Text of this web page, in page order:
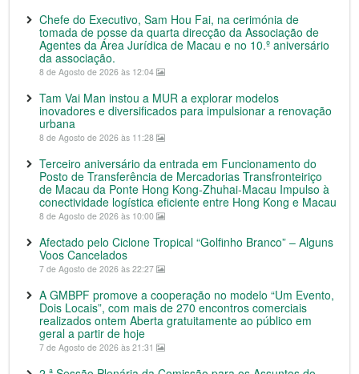
Chefe do Executivo, Sam Hou Fai, na cerimónia de
tomada de posse da quarta direcção da Associação de
Agentes da Área Jurídica de Macau e no 10.º aniversário
da associação.
8 de Agosto de 2026 às 12:04
Tam Vai Man instou a MUR a explorar modelos
inovadores e diversificados para impulsionar a renovação
urbana
8 de Agosto de 2026 às 11:28
Terceiro aniversário da entrada em Funcionamento do
Posto de Transferência de Mercadorias Transfronteiriço
de Macau da Ponte Hong Kong-Zhuhai-Macau Impulso à
conectividade logística eficiente entre Hong Kong e Macau
8 de Agosto de 2026 às 10:00
Afectado pelo Ciclone Tropical “Golfinho Branco” – Alguns
Voos Cancelados
7 de Agosto de 2026 às 22:27
A GMBPF promove a cooperação no modelo “Um Evento,
Dois Locais”, com mais de 270 encontros comerciais
realizados ontem Aberta gratuitamente ao público em
geral a partir de hoje
7 de Agosto de 2026 às 21:31